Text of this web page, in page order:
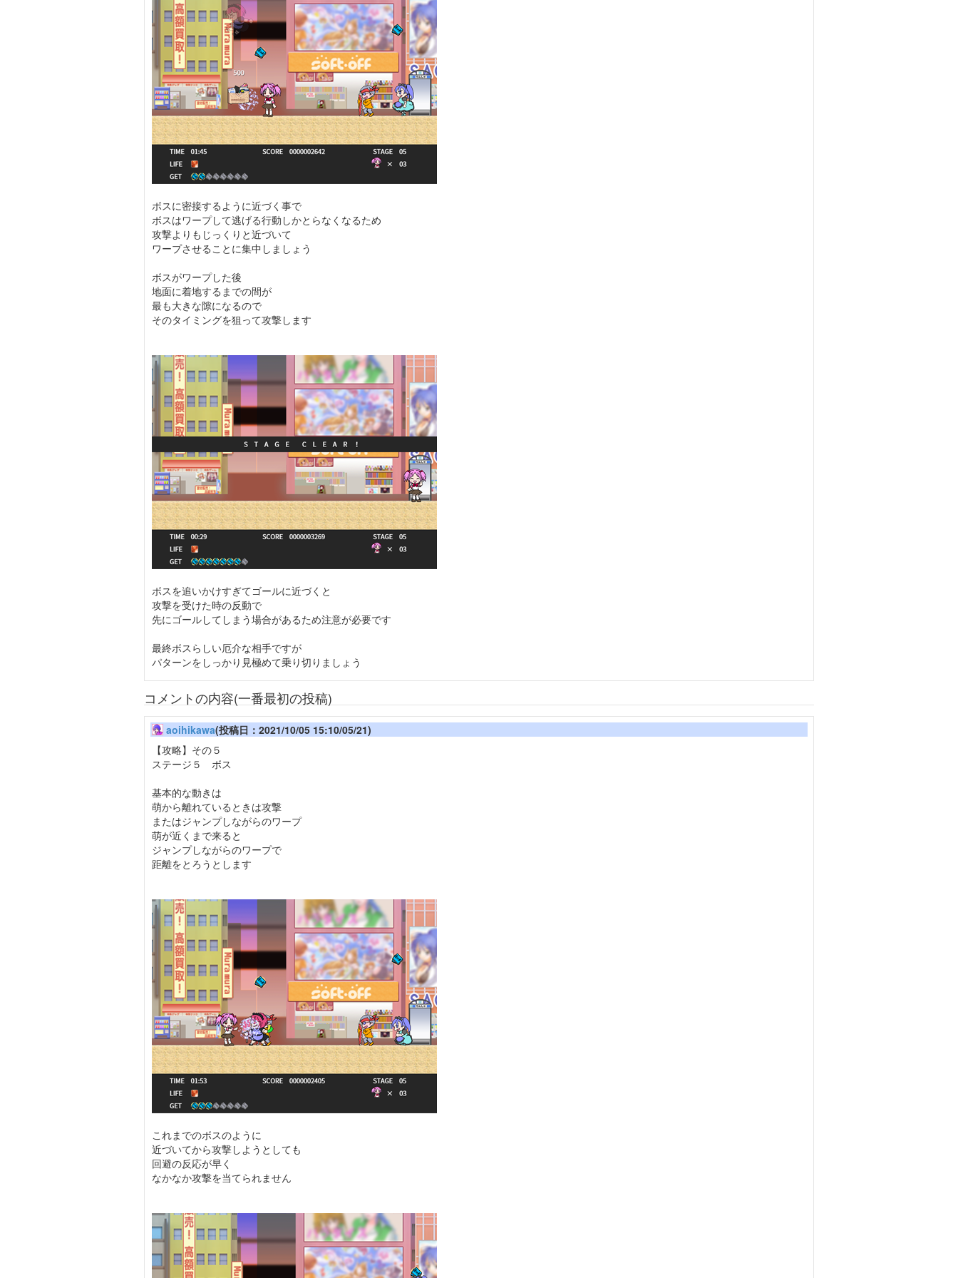
ボスに密接するように近づく事で
ボスはワープして逃げる行動しかとらなくなるため
攻撃よりもじっくりと近づいて
ワープさせることに集中しましょう
ボスがワープした後
地面に着地するまでの間が
最も大きな隙になるので
そのタイミングを狙って攻撃します
ボスを追いかけすぎてゴールに近づくと
攻撃を受けた時の反動で
先にゴールしてしまう場合があるため注意が必要です
最終ボスらしい厄介な相手ですが
パターンをしっかり見極めて乗り切りましょう
コメントの内容(一番最初の投稿)
aoihikawa(投稿日：2021/10/05 15:10/05/21)
【攻略】その５
ステージ５ ボス
基本的な動きは
萌から離れているときは攻撃
またはジャンプしながらのワープ
萌が近くまで来ると
ジャンプしながらのワープで
距離をとろうとします
これまでのボスのように
近づいてから攻撃しようとしても
回避の反応が早く
なかなか攻撃を当てられません